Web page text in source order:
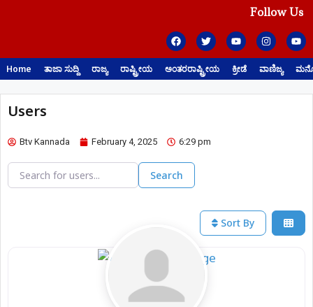
Follow Us
Home ತಾಜಾ ಸುದ್ದಿ ರಾಜ್ಯ ರಾಷ್ಟ್ರೀಯ ಅಂತರರಾಷ್ಟ್ರೀಯ ಕ್ರೀಡೆ ವಾಣಿಜ್ಯ
Users
Btv Kannada February 4, 2025 6:29 pm
Search for users...
Search for users... Search
Sort By